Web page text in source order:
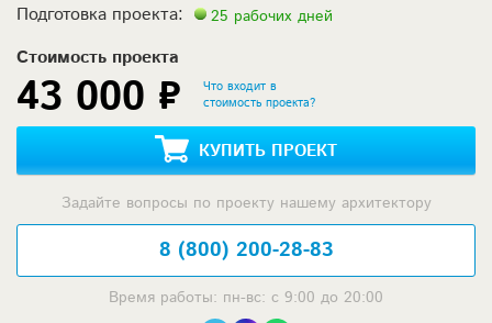
Подготовка проекта: 25 рабочих дней
Стоимость проекта
43 000 ₽
Что входит в
стоимость проекта?
КУПИТЬ ПРОЕКТ
Задайте вопросы по проекту нашему архитектору
8 (800) 200-28-83
Время работы: пн-вс: с 9:00 до 20:00